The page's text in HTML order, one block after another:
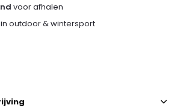
voor afhalen
in outdoor & wintersport